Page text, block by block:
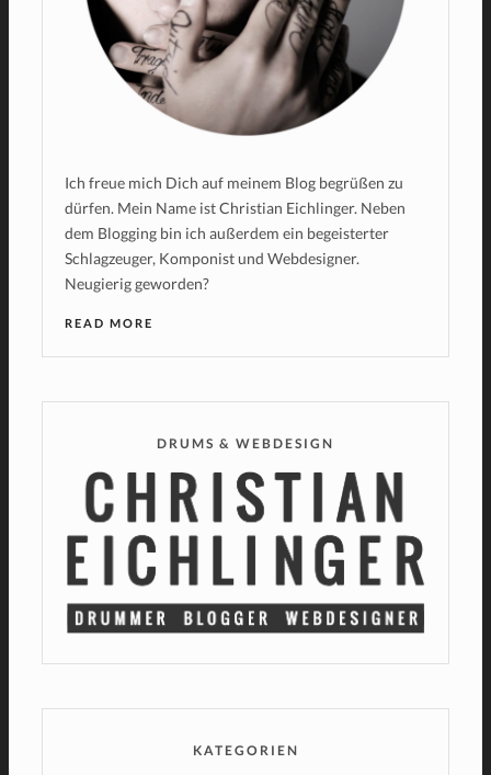
Ich freue mich Dich auf meinem Blog begrüßen zu
dürfen. Mein Name ist Christian Eichlinger. Neben
dem Blogging bin ich außerdem ein begeisterter
Schlagzeuger, Komponist und Webdesigner.
Neugierig geworden?
READ MORE
DRUMS & WEBDESIGN
KATEGORIEN